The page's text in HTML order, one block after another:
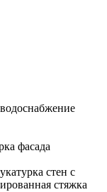
фасада
стен с
стяжка